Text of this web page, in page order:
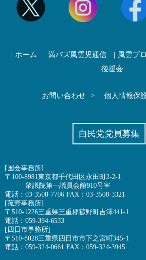
ホーム 満バズ風雲児通信 風雲ブ
後援会
お問い合わせ 個人情報保
自民党党員募集
[国会事務所]
〒100-8981東京都千代田区永田町2-2-1
衆議院第一議員会館910号室
電話：03-3508-7706 FAX：03-3508-3321
[菰野事務所]
〒510-1226三重県三重郡菰野町吉澤441-1
電話：059-394-6533
[四日市事務所]
〒510-8028三重県四日市市下之宮町345-1
電話：059-324-0661 FAX：059-324-3945